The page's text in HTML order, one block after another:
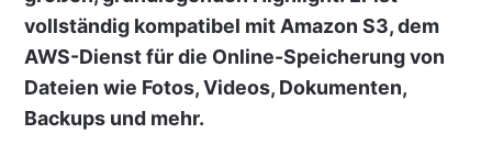
vollständig kompatibel mit Amazon S3, dem
AWS-Dienst für die Online-Speicherung von
Dateien wie Fotos, Videos, Dokumenten,
Backups und mehr.